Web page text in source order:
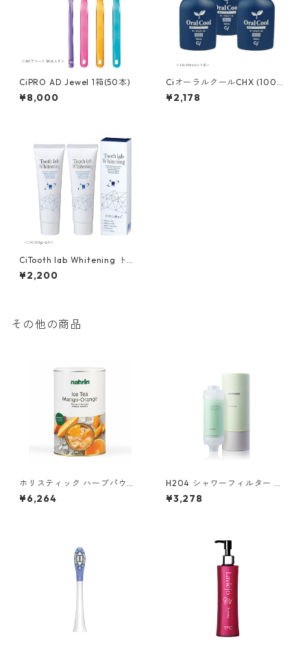
CiPRO AD Jewel 1箱(50本)
¥8,000
CiオーラルクールCHX (100m
l) 3本セット
¥2,178
CiTooth lab Whitening トゥ
ースラボ ホワイトニング(100
g)２本セット
¥2,200
その他の商品
ホリスティック ハーブパウダ
ー クレンズ
¥6,264
H204 シャワーフィルター ジ
ャスミンミント
¥3,278